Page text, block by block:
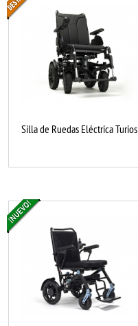
Silla de Ruedas Eléctrica Turios